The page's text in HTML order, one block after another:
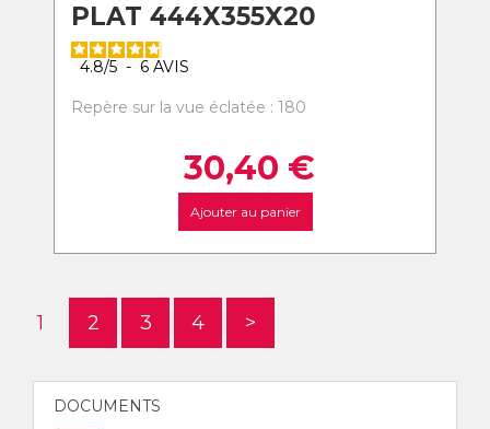
PLAT 444X355X20
4.8/5 - 6 AVIS
Repère sur la vue éclatée : 180
30,40 €
Ajouter au panier
1 2 3 4 >
DOCUMENTS